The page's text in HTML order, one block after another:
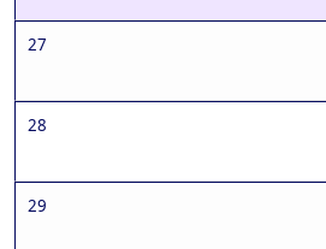
27
28
29